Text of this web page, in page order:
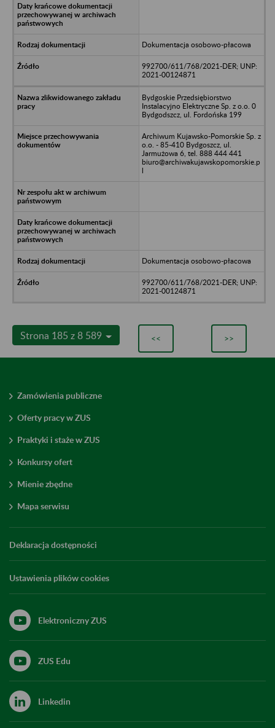
Dokumentacja osobowo-płacowa
992700/611/768/2021-DER; UNP:
2021-00124871
Bydgoskie Przedsiębiorstwo
Instalacyjno Elektryczne Sp. z o.o. 0
Bydgodszcz, ul. Fordońska 199
Archiwum Kujawsko-Pomorskie Sp. z
o.o. - 85-410 Bydgoszcz, ul.
Jarmużowa 6, tel. 888 444 441
biuro@archiwakujawskopomorskie.p
l
Dokumentacja osobowo-płacowa
992700/611/768/2021-DER; UNP:
2021-00124871
Strona 185 z 8 589 << >>
Zamówienia publiczne
Oferty pracy w ZUS
Praktyki i staże w ZUS
Konkursy ofert
Mienie zbędne
Mapa serwisu
Deklaracja dostępności
Ustawienia plików cookies
Elektroniczny ZUS
ZUS Edu
Linkedin